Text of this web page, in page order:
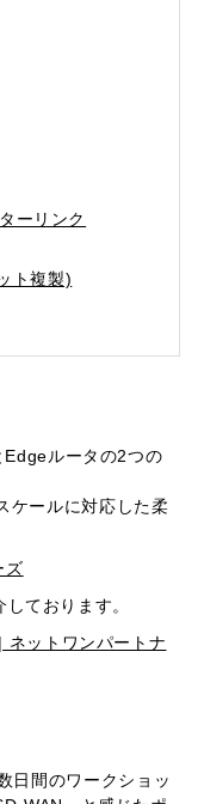
ーリンク
ト複製)
ルータの2つの
ケールに対応した柔
ズ
ております。
ットワンパートナ
日間のワークショッ